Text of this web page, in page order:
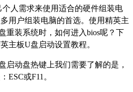
人需求来使用适合的硬件组装电
用户组装电脑的首选。使用精英主
重装系统时，如何进入bios呢？下
主板U盘启动设置教程。
启动盘热键上我们需要了解的是，
ESC或F11。